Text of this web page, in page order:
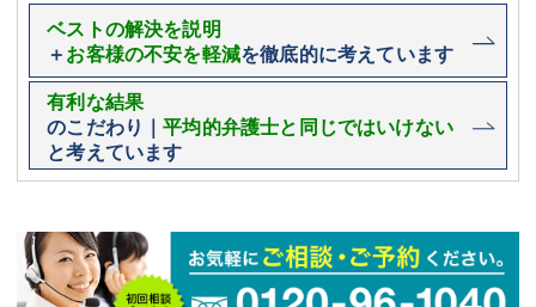
ベストの解決を説明
＋お客様の不安を軽減を徹底的に考えています
有利な結果
のこだわり｜平均的弁護士と同じではいけない
と考えています